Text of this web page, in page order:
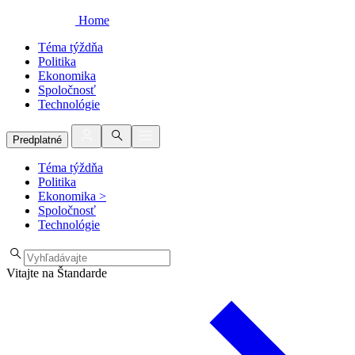
Home
Téma týždňa
Politika
Ekonomika
Spoločnosť
Technológie
Predplatné
Téma týždňa
Politika
Ekonomika >
Spoločnosť
Technológie
Vitajte na Štandarde